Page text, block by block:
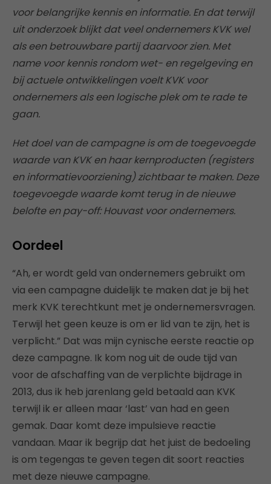
voor belangrijke kennis en informatie. En dat terwijl
uit onderzoek blijkt dat veel ondernemers KVK wel
als een betrouwbare partij daarvoor zien. Met
name voor kennis rondom wet- en regelgeving en
bij actuele ontwikkelingen voelt KVK voor
ondernemers als een logische plek om te rade te
gaan.
Het doel van de campagne is om de toegevoegde
waarde van KVK en haar kernproducten (registers
en informatievoorziening) zichtbaar te maken. Deze
toegevoegde waarde komt terug in de nieuwe
belofte en pay-off: Houvast voor ondernemers.
Oordeel
“Ah, er wordt geld van ondernemers gebruikt om
via een campagne duidelijk te maken dat je bij het
merk KVK terechtkunt met je ondernemersvragen.
Terwijl het geen keuze is om er lid van te zijn, het is
verplicht.” Dat was mijn cynische eerste reactie op
deze campagne. Ik kom nog uit de oude tijd van
voor de afschaffing van de verplichte bijdrage in
2013, dus ik heb jarenlang geld betaald aan KVK
terwijl ik er alleen maar ‘last’ van had en geen
gemak. Daar komt deze impulsieve reactie
vandaan. Maar ik begrijp dat het juist de bedoeling
is om tegengas te geven tegen dit soort reacties
met deze nieuwe campagne.